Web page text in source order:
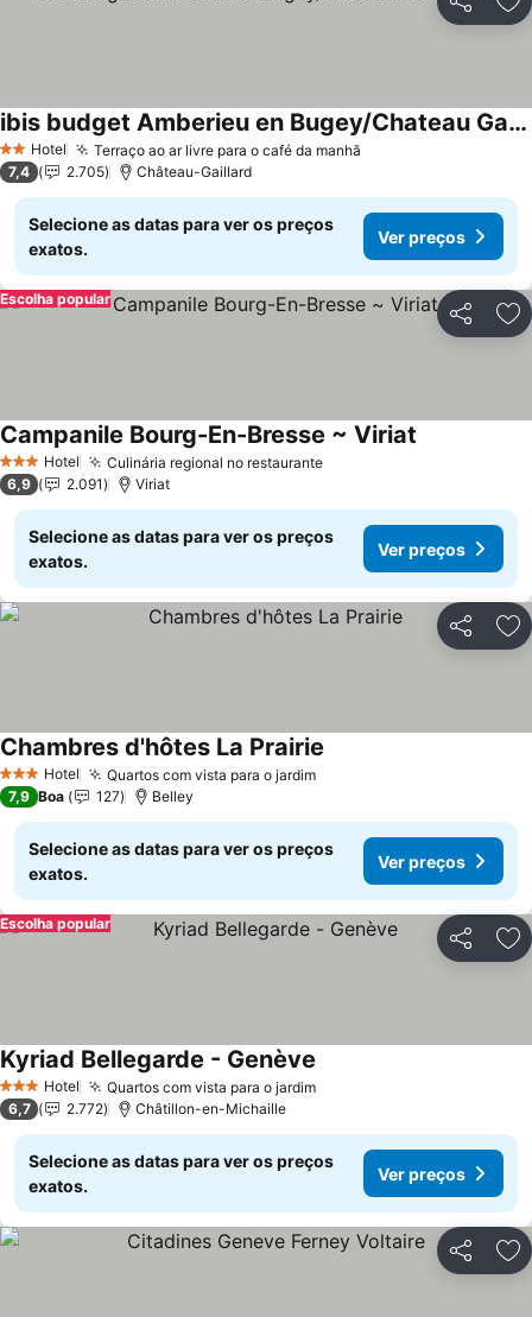
Partilhar
2 Estrelas
Hotel Terraço ao ar livre para o café da manhã
ibis budget Amberieu en Bugey/Chateau Gaillard A42
7,4 2.705 Château-Gaillard
Selecione as datas para ver os preços
exatos.
Ver preços
Partilhar
Escolha popular
3 EstrelasHotel Culinária regional no restaurante
Campanile Bourg-En-Bresse ~ Viriat
6,9 2.091 Viriat
Selecione as datas para ver os preços
exatos.
Ver preços
Partilhar
3 EstrelasHotel Quartos com vista para o jardim
Chambres d'hôtes La Prairie
7,9 Boa 127 Belley
Selecione as datas para ver os preços
exatos.
Ver preços
Partilhar
Escolha popular
3 EstrelasHotel Quartos com vista para o jardim
Kyriad Bellegarde - Genève
6,7 2.772 Châtillon-en-Michaille
Selecione as datas para ver os preços
exatos.
Ver preços
Partilhar